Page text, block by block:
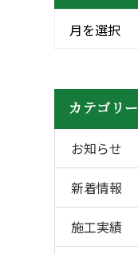
月を選択
カテゴリー
お知らせ
新着情報
施工実績